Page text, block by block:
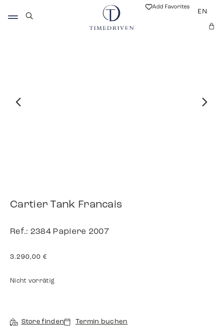
Add Favorites
EN
Cartier Tank Francais
Ref.: 2384 Papiere 2007
3.290,00 €
Nicht vorrätig
Store finden Termin buchen